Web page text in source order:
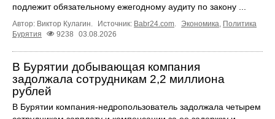
подлежит обязательному ежегодному аудиту по закону ...
Автор: Виктор Кулагин. Источник: Babr24.com. Экономика, Политика
Бурятия
9238 03.08.2026
В Бурятии добывающая компания
задолжала сотрудникам 2,2 миллиона
рублей
В Бурятии компания-недропользователь задолжала четырем